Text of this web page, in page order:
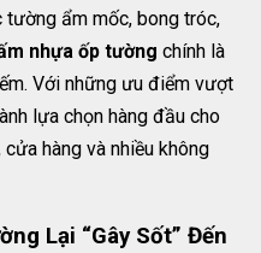
ẩm mốc, bong tróc,
nhựa ốp tường chính là
Với những ưu điểm vượt
lựa chọn hàng đầu cho
hàng và nhiều không
Lại “Gây Sốt” Đến